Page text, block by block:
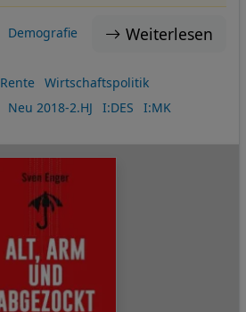
Weiterlesen
Demografie
Rente
Wirtschaftspolitik
Neu 2018-2.HJ I:DES I:MK